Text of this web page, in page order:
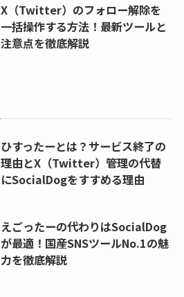
X（Twitter）のフォロー解除を
一括操作する方法！最新ツールと
注意点を徹底解説
ひすったーとは？サービス終了の
理由とX（Twitter）管理の代替
にSocialDogをすすめる理由
えごったーの代わりはSocialDog
が最適！国産SNSツールNo.1の魅
力を徹底解説